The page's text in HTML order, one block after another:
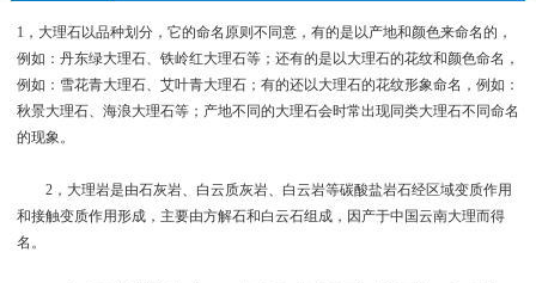
1，大理石以品种划分，它的命名原则不同意，有的是以产地和颜色来命名的，
例如：丹东绿大理石、铁岭红大理石等；还有的是以大理石的花纹和颜色命名，
例如：雪花青大理石、艾叶青大理石；有的还以大理石的花纹形象命名，例如：
秋景大理石、海浪大理石等；产地不同的大理石会时常出现同类大理石不同命名
的现象。
2，大理岩是由石灰岩、白云质灰岩、白云岩等碳酸盐岩石经区域变质作用
和接触变质作用形成，主要由方解石和白云石组成，因产于中国云南大理而得
名。